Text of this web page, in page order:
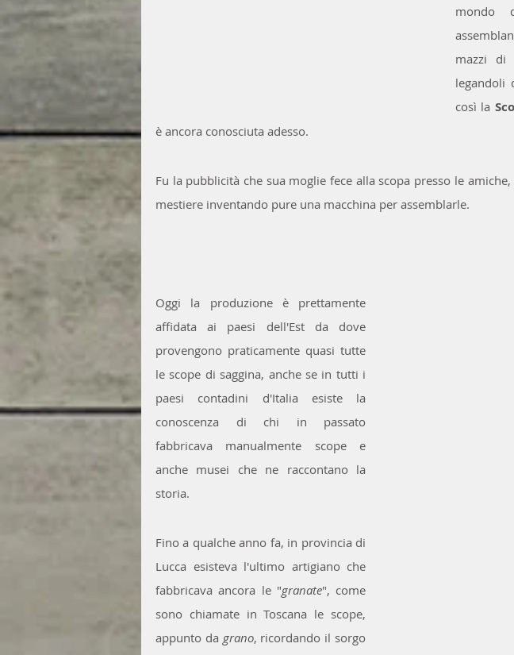
mondo
mazzi di
legandoli
così la
è ancora conosciuta adesso.
Fu la pubblicità che sua moglie fece alla scopa presso le
mestiere inventando pure una macchina per assemblarle.
Oggi la produzione è prettamente
affidata ai paesi dell'Est da dove
provengono praticamente quasi tutte
le scope di saggina, anche se in tutti i
paesi contadini d'Italia esiste la
conoscenza di chi in passato
fabbricava manualmente scope e
anche musei che ne raccontano la
storia.
Fino a qualche anno fa, in provincia di
Lucca esisteva l'ultimo artigiano che
fabbricava ancora le "granate", come
sono chiamate in Toscana le scope,
appunto da grano, ricordando il sorgo